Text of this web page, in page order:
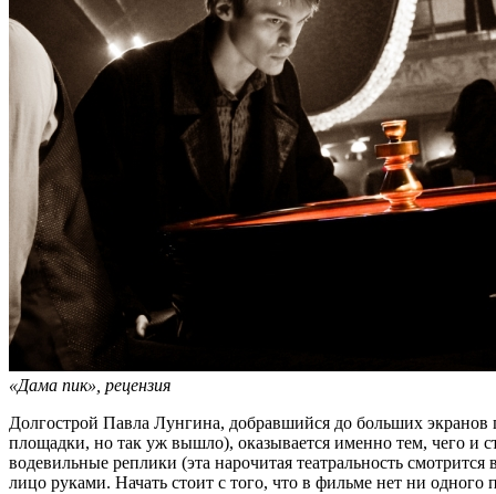
«Дама пик», рецензия
Долгострой Павла Лунгина, добравшийся до больших экранов
площадки, но так уж вышло), оказывается именно тем, чего и
водевильные реплики (эта нарочитая театральность
лицо руками. Начать стоит с того, что в фильме нет ни одного